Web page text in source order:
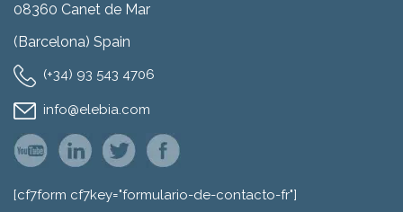
08360 Canet de Mar
(Barcelona) Spain
(+34) 93 543 4706
info@elebia.com
[cf7form cf7key="formulario-de-contacto-fr"]